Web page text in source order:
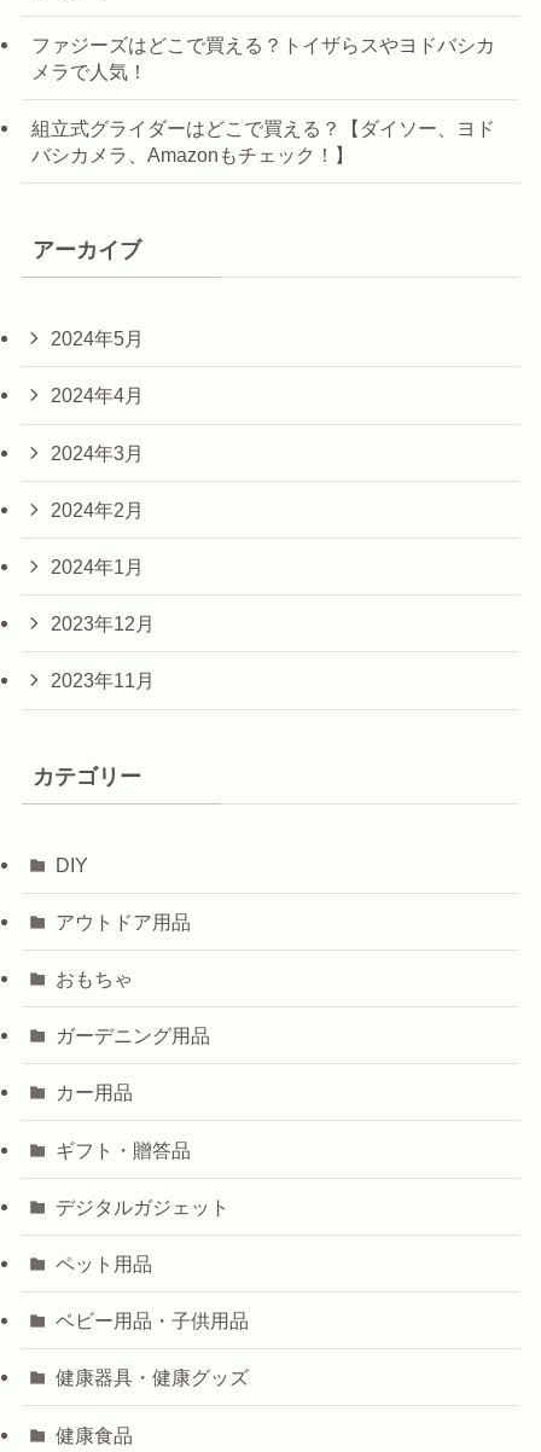
ファジーズはどこで買える？トイザらスやヨドバシカ
メラで人気！
組立式グライダーはどこで買える？【ダイソー、ヨド
バシカメラ、Amazonもチェック！】
アーカイブ
2024年5月
2024年4月
2024年3月
2024年2月
2024年1月
2023年12月
2023年11月
カテゴリー
DIY
アウトドア用品
おもちゃ
ガーデニング用品
カー用品
ギフト・贈答品
デジタルガジェット
ペット用品
ベビー用品・子供用品
健康器具・健康グッズ
健康食品